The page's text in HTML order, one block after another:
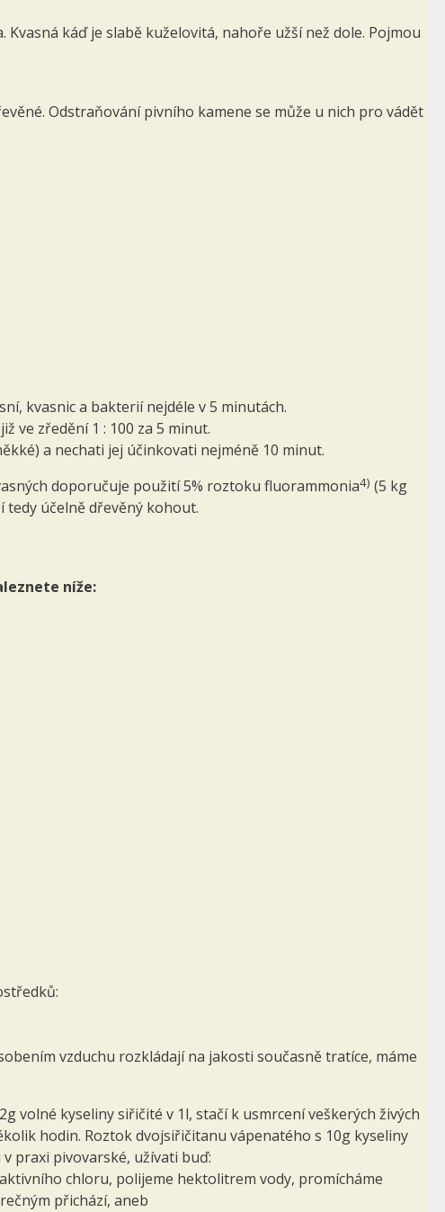
káď je slabě kuželovitá, nahoře užší než dole. Po­jmou
Odstraňování pivního kamene se může u nich pro­ vádět
kvasnic a bakterií nejdéle v 5 minutách.
ve zředění 1 : 100 za 5 minut.
a nechati jej účinkovati nejméně 10 minut.
doporučuje použití 5% roztoku fluorammonia4) (5 kg
tedy účelně dřevěný kohout.
níže:
vzduchu rozkládají na jakosti současně tratíce, máme
volné kyseliny siřičité v 1l, stačí k usmrcení veškerých živých
hodin. Roztok dvojsiřičitanu vápenatého s 10g kyseliny
praxi pivovarské, užívati buď:
chloru, polijeme hektolitrem vody, promícháme
přichází, aneb